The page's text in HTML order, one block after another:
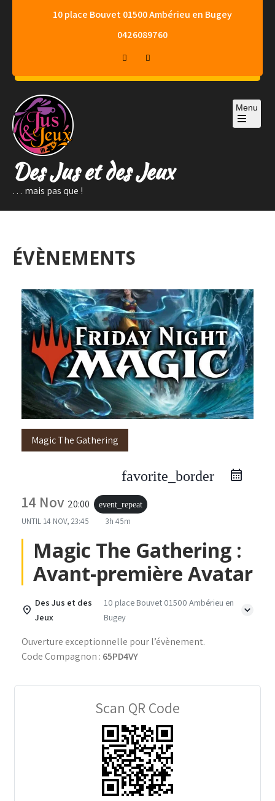
10 place Bouvet 01500 Ambérieu en Bugey
0426089760
Des Jus et des Jeux
… mais pas que !
Menu
ÉVÈNEMENTS
Magic The Gathering
favorite_border
14 Nov 20:00 event_repeat
UNTIL 14 NOV, 23:45 3h 45m
Magic The Gathering :
Avant-première Avatar
Des Jus et des
Jeux
10 place Bouvet 01500 Ambérieu en
Bugey
Ouverture exceptionnelle pour l’évènement.
Code Compagnon : 65PD4VY
Scan QR Code